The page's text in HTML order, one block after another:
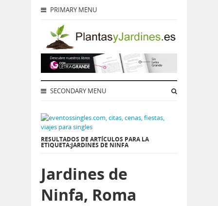
PRIMARY MENU
SECONDARY MENU
RESULTADOS DE ARTÍCULOS PARA LA
ETIQUETA:JARDINES DE NINFA
Jardines de
Ninfa, Roma